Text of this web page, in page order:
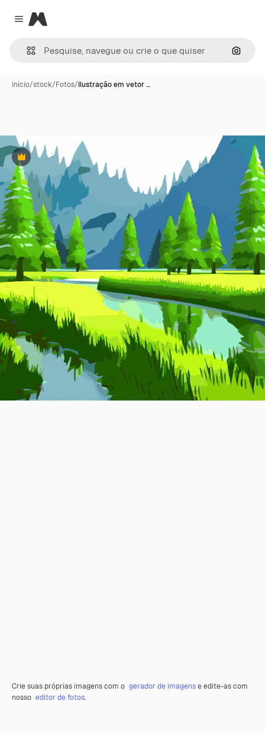
Close menu
Magnific
Início/stock/Fotos/Ilustração em vetor …
Premium
Crie suas próprias imagens com o gerador de imagense edite-as com
nosso editor de fotos.